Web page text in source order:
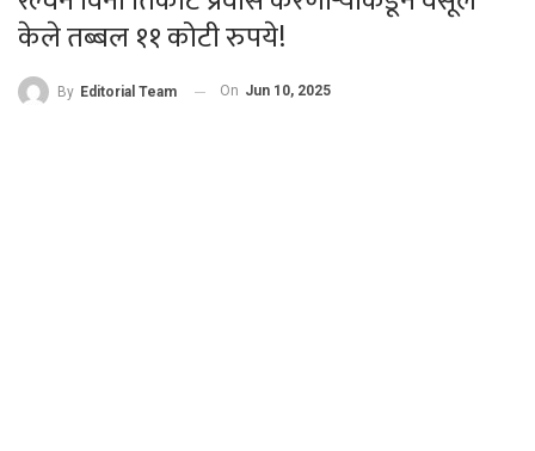
केले तब्बल ११ कोटी रुपये!
By Editorial Team On Jun 10, 2025